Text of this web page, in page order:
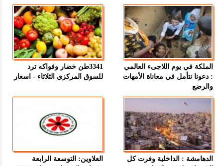
الملكة في يوم اللاجىء العالمي
: دعونا نتأمل في معاناة الأمهات
والرضع
3341طن خضار وفواكه ترد
للسوق المركزي الثلاثاء - اسعار
الدهامشة : الداخلية وفرت كل
العلاوين: التوسعة الرابعة